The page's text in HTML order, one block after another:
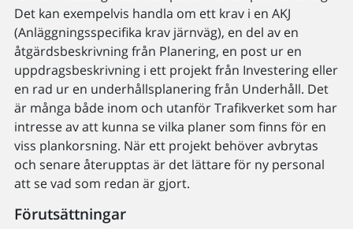
Det kan exempelvis handla om ett krav i en AKJ
(Anläggningsspecifika krav järnväg), en del av en
åtgärdsbeskrivning från Planering, en post ur en
uppdragsbeskrivning i ett projekt från Investering eller
en rad ur en underhållsplanering från Underhåll. Det
är många både inom och utanför Trafikverket som har
intresse av att kunna se vilka planer som finns för en
viss plankorsning. När ett projekt behöver avbrytas
och senare återupptas är det lättare för ny personal
att se vad som redan är gjort.
Förutsättningar